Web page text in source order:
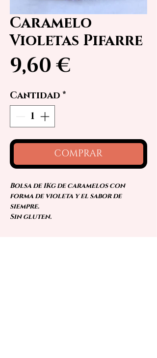
Caramelo
Violetas Pifarre
9,60 €
Cantidad *
COMPRAR
Bolsa de 1Kg de caramelos con
forma de violeta y el sabor de
siempre.
Sin gluten.